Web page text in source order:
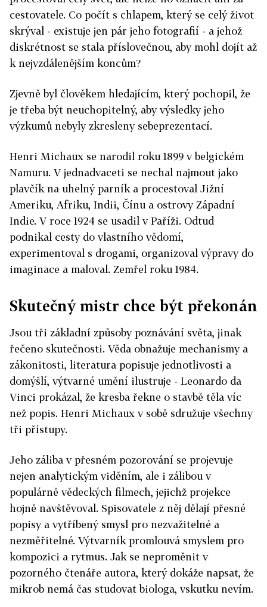
cestovatele. Co počít s chlapem, který se celý život
skrýval - existuje jen pár jeho fotografií - a jehož
diskrétnost se stala příslovečnou, aby mohl dojít až
k nejvzdálenějším koncům?
Zjevně byl člověkem hledajícím, který pochopil, že
je třeba být neuchopitelný, aby výsledky jeho
výzkumů nebyly zkresleny sebeprezentací.
Henri Michaux se narodil roku 1899 v belgickém
Namuru. V jednadvaceti se nechal najmout jako
plavčík na uhelný parník a procestoval Jižní
Ameriku, Afriku, Indii, Čínu a ostrovy Západní
Indie. V roce 1924 se usadil v Paříži. Odtud
podnikal cesty do vlastního vědomí,
experimentoval s drogami, organizoval výpravy do
imaginace a maloval. Zemřel roku 1984.
Skutečný mistr chce být překonán
Jsou tři základní způsoby poznávání světa, jinak
řečeno skutečnosti. Věda obnažuje mechanismy a
zákonitosti, literatura popisuje jednotlivosti a
domýšlí, výtvarné umění ilustruje - Leonardo da
Vinci prokázal, že kresba řekne o stavbě těla víc
než popis. Henri Michaux v sobě sdružuje všechny
tři přístupy.
Jeho záliba v přesném pozorování se projevuje
nejen analytickým viděním, ale i zálibou v
populárně vědeckých filmech, jejichž projekce
hojně navštěvoval. Spisovatele z něj dělají přesné
popisy a vytříbený smysl pro nezvažitelné a
nezměřitelné. Výtvarník promlouvá smyslem pro
kompozici a rytmus. Jak se neproměnit v
pozorného čtenáře autora, který dokáže napsat, že
mikrob nemá čas studovat biologa, vskutku nevím.